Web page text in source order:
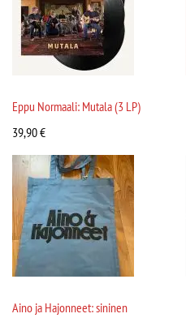
Eppu Normaali: Mutala (3 LP)
39,90€
Aino ja Hajonneet: sininen